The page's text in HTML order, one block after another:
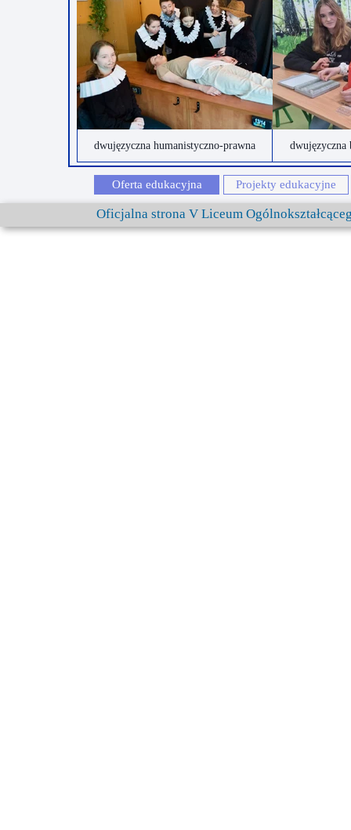
dwujęzyczna
dwujęzyczna humanistyczno-prawna
Projekty edukacyjne
Oferta edukacyjna
Oficjalna strona V Liceum